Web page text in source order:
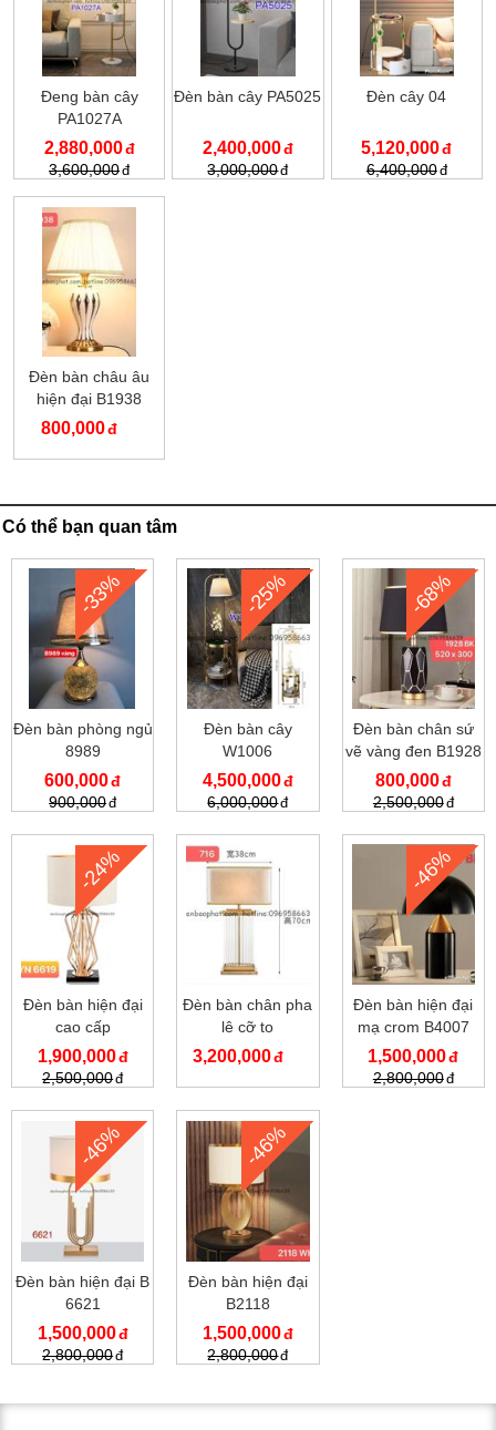
Đeng bàn cây
PA1027A
2,880,000
3,600,000
Đèn bàn cây PA5025
2,400,000
3,000,000
Đèn cây 04
5,120,000
6,400,000
Đèn bàn châu âu
hiện đại B1938
800,000
Có thể bạn quan tâm
-33%
Đèn bàn phòng ngủ
8989
600,000
900,000
-25%
Đèn bàn cây
W1006
4,500,000
6,000,000
-68%
Đèn bàn chân sứ
vẽ vàng đen B1928
800,000
2,500,000
-24%
Đèn bàn hiện đại
cao cấp
1,900,000
2,500,000
Đèn bàn chân pha
lê cỡ to
3,200,000
-46%
Đèn bàn hiện đại
mạ crom B4007
1,500,000
2,800,000
-46%
Đèn bàn hiện đại B
6621
1,500,000
2,800,000
-46%
Đèn bàn hiện đại
B2118
1,500,000
2,800,000